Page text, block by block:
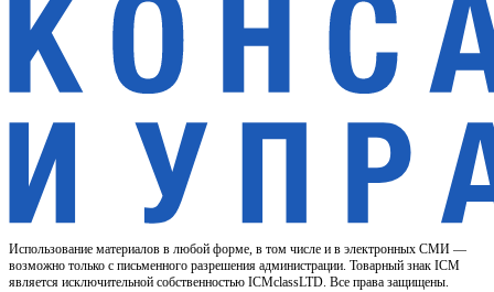
Использование материалов в любой форме, в том числе и в электронных СМИ —
возможно только с письменного разрешения администрации. Товарный знак ICM
является исключительной собственностью ICMclassLTD. Все права защищены.